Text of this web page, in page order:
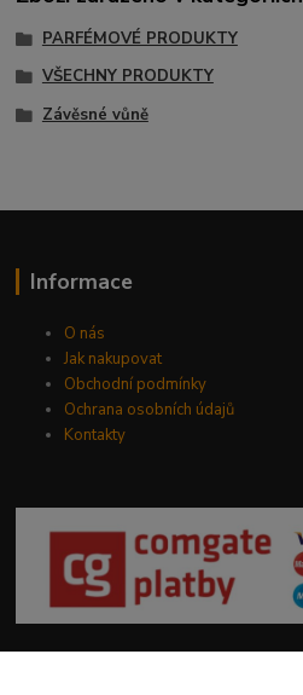
PARFÉMOVÉ PRODUKTY
VŠECHNY PRODUKTY
Závěsné vůně
Informace
O nás
Jak nakupovat
Obchodní podmínky
Ochrana osobních údajů
Kontakty